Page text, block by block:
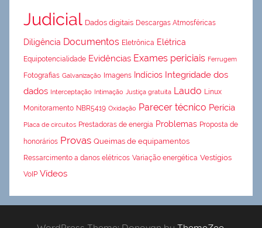
Judicial Dados digitais Descargas Atmosféricas
Diligência Documentos Eletrônica Elétrica
Equipotencialidade Evidências Exames periciais Ferrugem
Fotografias Galvanização Imagens Indícios Integridade dos
dados Interceptação Intimação Justiça gratuita Laudo Linux
Monitoramento NBR5419 Oxidação Parecer técnico Perícia
Placa de circuitos Prestadoras de energia Problemas Proposta de
honorários Provas Queimas de equipamentos
Ressarcimento a danos elétricos Variação energética Vestígios
VoIP Vídeos